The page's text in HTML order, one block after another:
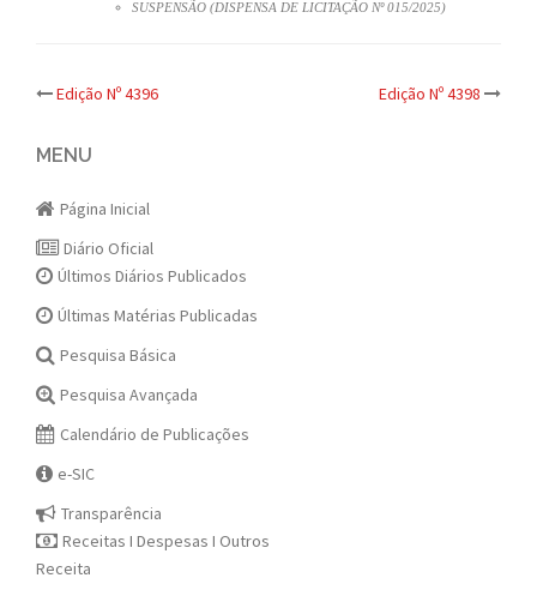
SUSPENSÃO (DISPENSA DE LICITAÇÃO Nº 015/2025)
Post
navigation
Edição Nº 4396 Edição Nº 4398
MENU
Página Inicial
Diário Oficial
Últimos Diários Publicados
Últimas Matérias Publicadas
Pesquisa Básica
Pesquisa Avançada
Calendário de Publicações
e-SIC
Transparência
Receitas I Despesas I Outros
Receita